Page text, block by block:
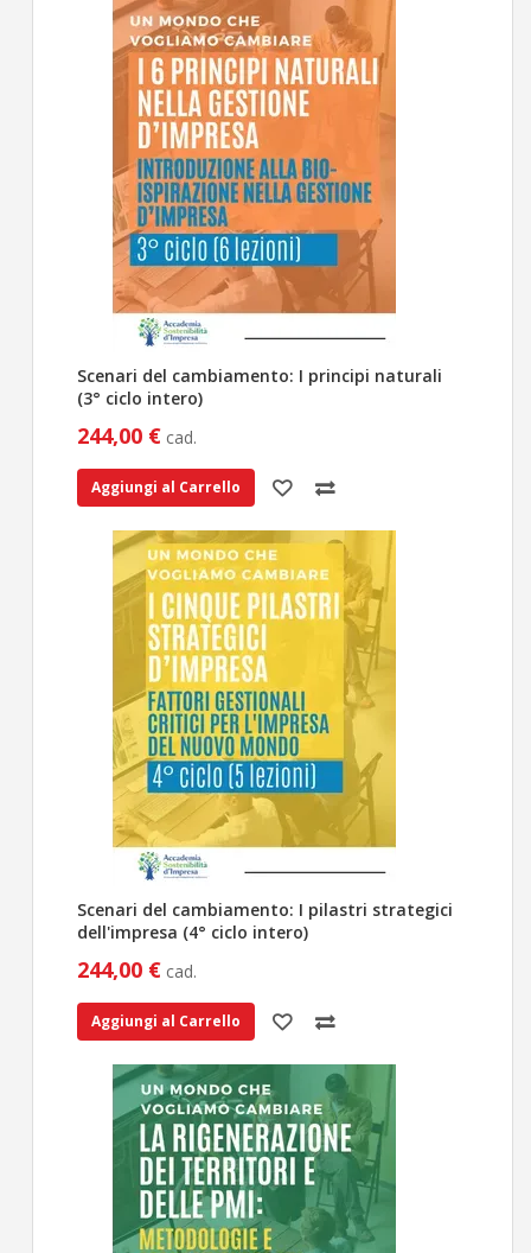
Scenari del cambiamento: I principi naturali
(3° ciclo intero)
244,00 € cad.
Aggiungi al Carrello
Scenari del cambiamento: I pilastri strategici
dell'impresa (4° ciclo intero)
244,00 € cad.
Aggiungi al Carrello